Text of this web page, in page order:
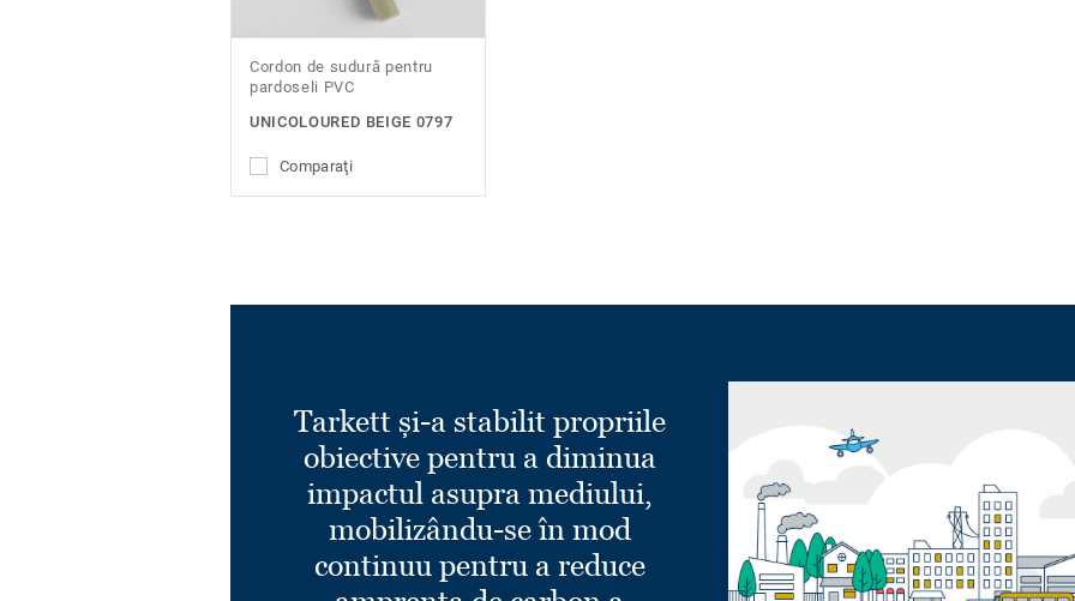
Cordon de sudură pentru
pardoseli PVC
UNICOLOURED BEIGE 0797
Comparaţi
Tarkett și-a stabilit propriile
obiective pentru a diminua
impactul asupra mediului,
mobilizându-se în mod
continuu pentru a reduce